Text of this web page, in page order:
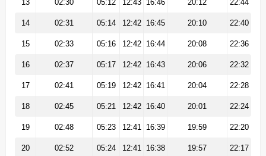
13 02:30 05:12 12:43 16:46 20:12 22:44
14 02:31 05:14 12:42 16:45 20:10 22:40
15 02:33 05:16 12:42 16:44 20:08 22:36
16 02:37 05:17 12:42 16:43 20:06 22:32
17 02:41 05:19 12:42 16:41 20:04 22:28
18 02:45 05:21 12:42 16:40 20:01 22:24
19 02:48 05:23 12:41 16:39 19:59 22:20
20 02:52 05:24 12:41 16:38 19:57 22:17